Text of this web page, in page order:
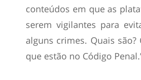
conteúdos em que as
serem vigilantes para
alguns crimes. Quais
que estão no Código